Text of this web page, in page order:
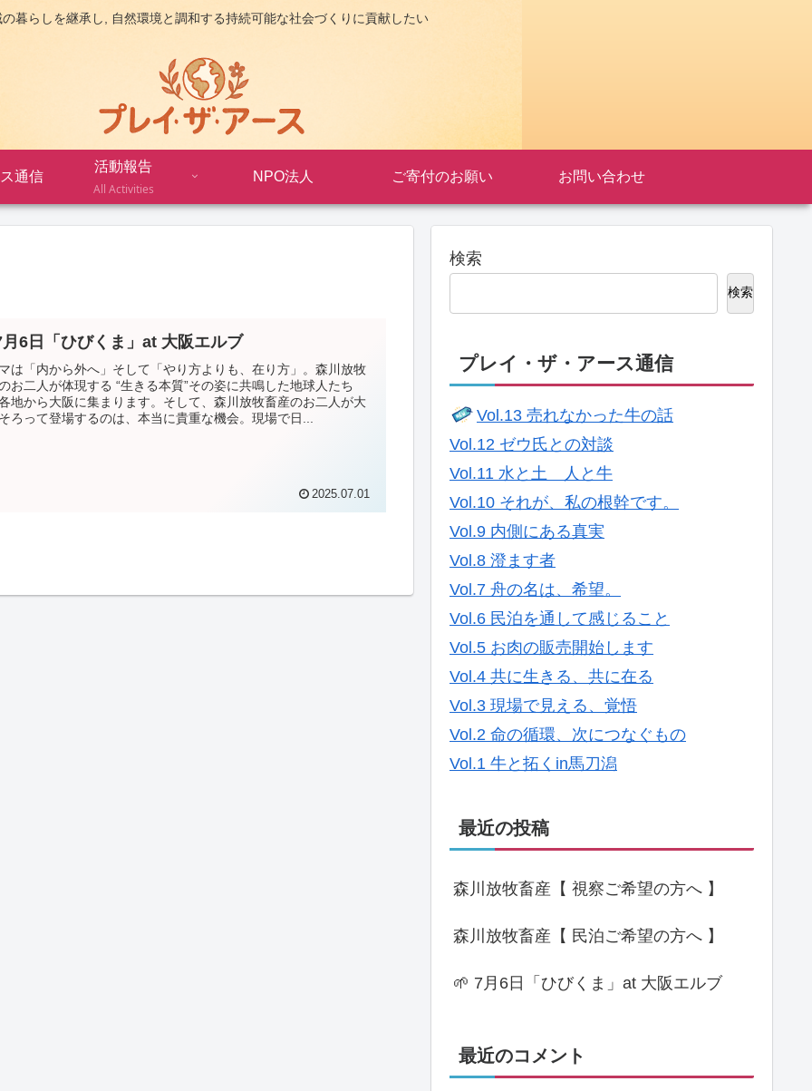
の暮らしを継承し, 自然環境と調和する持続可能な社会づくりに貢献したい
通信
活動報告
All Activities
NPO法人 ご寄付のお願い お問い合わせ
6日「ひびくま」at 大阪エルブ
は「内から外へ」そして「やり方よりも、在り方」。森川放牧
お二人が体現する “生きる本質”その姿に共鳴した地球人たち
地から大阪に集まります。そして、森川放牧畜産のお二人が大
ろって登場するのは、本当に貴重な機会。現場で日...
2025.07.01
検索
検索
プレイ・ザ・アース通信
Vol.13 売れなかった牛の話
Vol.12 ゼウ氏との対談
Vol.11 水と土 人と牛
Vol.10 それが、私の根幹です。
Vol.9 内側にある真実
Vol.8 澄ます者
Vol.7 舟の名は、希望。
Vol.6 民泊を通して感じること
Vol.5 お肉の販売開始します
Vol.4 共に生きる、共に在る
Vol.3 現場で見える、覚悟
Vol.2 命の循環、次につなぐもの
Vol.1 牛と拓くin馬刀潟
最近の投稿
森川放牧畜産【 視察ご希望の方へ 】
森川放牧畜産【 民泊ご希望の方へ 】
🌱 7月6日「ひびくま」at 大阪エルブ
最近のコメント